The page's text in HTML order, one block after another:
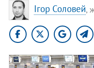
Ігор Соловей,